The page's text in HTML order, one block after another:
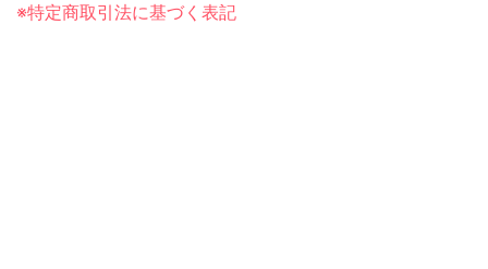
※特定商取引法に基づく表記